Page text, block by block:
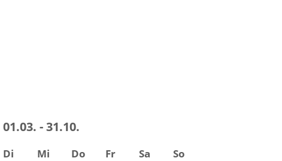
01.03. - 31.10.
Di Mi Do Fr Sa
So